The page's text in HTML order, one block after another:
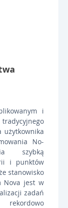
i
użytkownika
No-
szybką
i punktów
stanowisko
Nova jest w
zadań